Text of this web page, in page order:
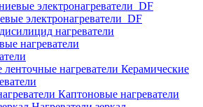
электронагреватели_DF
нагреватели
нагреватели
Керамические
Каптоновые нагреватели